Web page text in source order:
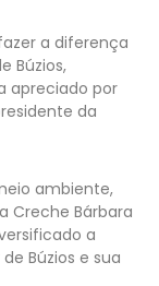
a diferença
Búzios,
apreciado por
da
ambiente,
Creche Bárbara
a
Búzios e sua